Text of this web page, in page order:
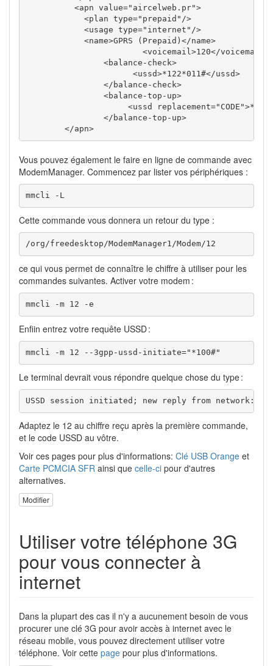
<apn value="aircelweb.pr">
<plan type="prepaid" />
<usage type="internet" />
<name>GPRS (Prepaid) </name>
<voicemail>120</voicemail
<balance-check>
<ussd>*122*011#</ussd>
</balance-check>
<balance-top-up>
<ussd
replacement="CODE">
</balance-top-up>
</apn>
Vous pouvez également le faire en ligne de commande avec
ModemManager. Commencez par lister vos périphériques :
mmcli -L
Cette commande vous donnera un retour du type :
/org/freedesktop/ModemManager1/Modem/12
ce qui vous permet de connaître le chiffre à utiliser pour les
commandes suivantes. Activer votre modem :
mmcli -m 12 -e
Enfiin entrez votre requête USSD :
mmcli -m 12 --3gpp-ussd-initiate="*100#"
Le terminal devrait vous répondre quelque chose du type :
USSD session initiated; new reply from network:
Adaptez le 12 au chiffre reçu après la première commande,
et le code USSD au vôtre.
Voir ces pages pour plus d'informations: Clé USB Orange et
Carte PCMCIA SFR ainsi que celle-ci pour d'autres
alternatives.
Modifier
Utiliser votre téléphone 3G
pour vous connecter à
internet
Dans la plupart des cas il n'y a aucunement besoin de vous
procurer une clé 3G pour avoir accès à internet avec le
réseau mobile, vous pouvez directement utiliser votre
téléphone. Voir cette page pour plus d'informations.